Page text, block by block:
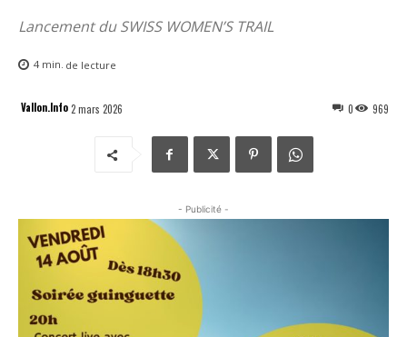
Lancement du SWISS WOMEN’S TRAIL
4 min. de lecture
Vallon.Info2 mars 2026 969
0
- Publicité -